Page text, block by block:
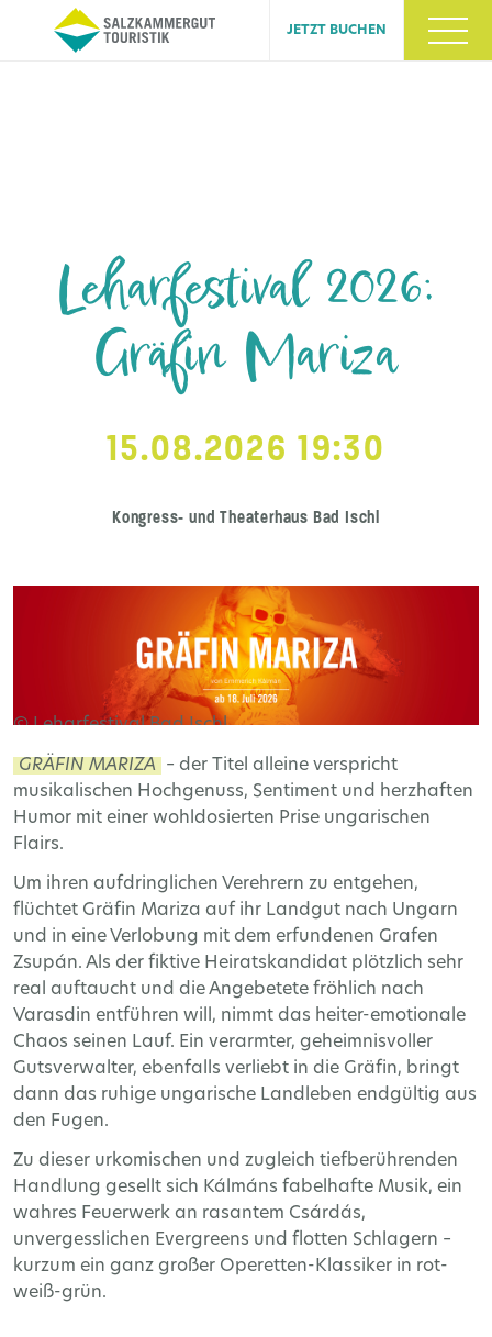
JETZT BUCHEN
Leharfestival 2026:
Gräfin Mariza
15.08.2026 19:30
Kongress- und Theaterhaus Bad Ischl
© Leharfestival Bad Ischl
GRÄFIN MARIZA
– der Titel alleine verspricht
musikalischen Hochgenuss, Sentiment und herzhaften
Humor mit einer wohldosierten Prise ungarischen
Flairs.
Um ihren aufdringlichen Verehrern zu entgehen,
flüchtet Gräfin Mariza auf ihr Landgut nach Ungarn
und in eine Verlobung mit dem erfundenen Grafen
Zsupán. Als der fiktive Heiratskandidat plötzlich sehr
real auftaucht und die Angebetete fröhlich nach
Varasdin entführen will, nimmt das heiter-emotionale
Chaos seinen Lauf. Ein verarmter, geheimnisvoller
Gutsverwalter, ebenfalls verliebt in die Gräfin, bringt
dann das ruhige ungarische Landleben endgültig aus
den Fugen.
Zu dieser urkomischen und zugleich tiefberührenden
Handlung gesellt sich Kálmáns fabelhafte Musik, ein
wahres Feuerwerk an rasantem Csárdás,
unvergesslichen Evergreens und flotten Schlagern –
kurzum ein ganz großer Operetten-Klassiker in rot-
weiß-grün.